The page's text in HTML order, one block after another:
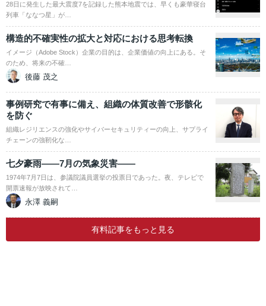
28日に発生した最大震度7を記録した熊本地震では、早くも豪華寝台
列車「ななつ星」が…
構造的不確実性の拡大と対応における思考転換
イメージ（Adobe Stock）企業の目的は、企業価値の向上にある。そ
のため、将来の不確…
後藤 茂之
事例研究で有事に備え、組織の体質改善で形骸化
を防ぐ
組織レジリエンスの強化やサイバーセキュリティーの向上、サプライ
チェーンの強靭化な…
七夕豪雨――7月の気象災害――
1974年7月7日は、参議院議員選挙の投票日であった。夜、テレビで
開票速報が放映されて…
永澤 義嗣
有料記事をもっと見る